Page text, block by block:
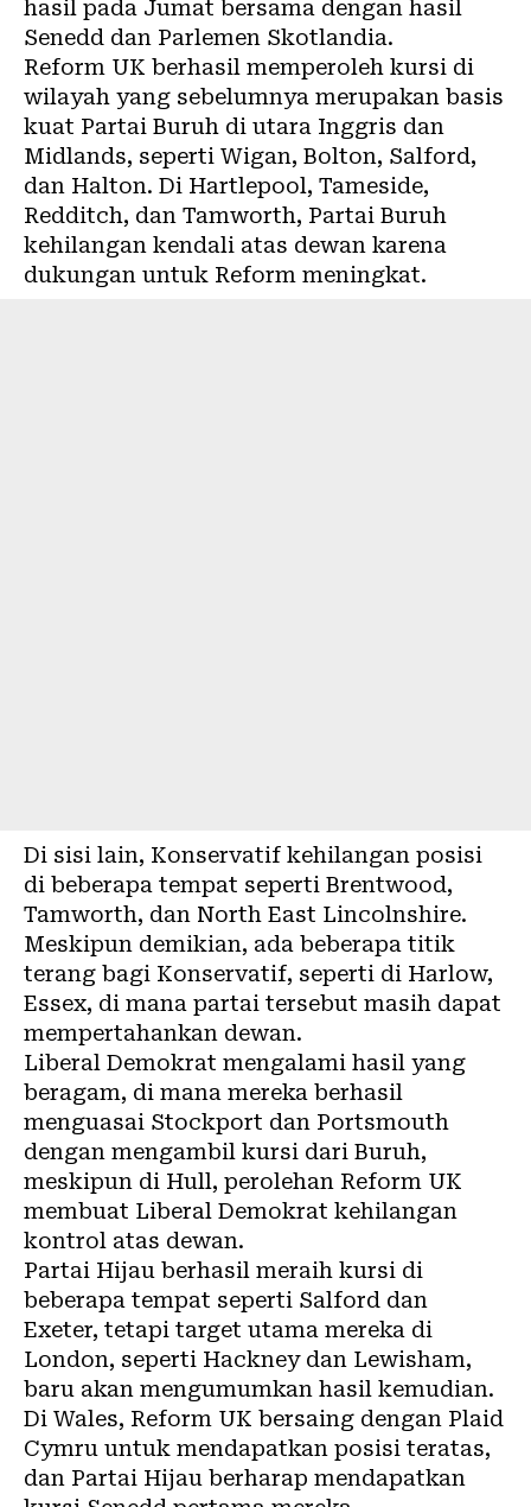
hasil pada Jumat bersama dengan hasil
Senedd dan Parlemen Skotlandia.
Reform UK berhasil memperoleh kursi di
wilayah yang sebelumnya merupakan basis
kuat Partai Buruh di utara Inggris dan
Midlands, seperti Wigan, Bolton, Salford,
dan Halton. Di Hartlepool, Tameside,
Redditch, dan Tamworth, Partai Buruh
kehilangan kendali atas dewan karena
dukungan untuk Reform meningkat.
Di sisi lain, Konservatif kehilangan posisi
di beberapa tempat seperti Brentwood,
Tamworth, dan North East Lincolnshire.
Meskipun demikian, ada beberapa titik
terang bagi Konservatif, seperti di Harlow,
Essex, di mana partai tersebut masih dapat
mempertahankan dewan.
Liberal Demokrat mengalami hasil yang
beragam, di mana mereka berhasil
menguasai Stockport dan Portsmouth
dengan mengambil kursi dari Buruh,
meskipun di Hull, perolehan Reform UK
membuat Liberal Demokrat kehilangan
kontrol atas dewan.
Partai Hijau berhasil meraih kursi di
beberapa tempat seperti Salford dan
Exeter, tetapi target utama mereka di
London, seperti Hackney dan Lewisham,
baru akan mengumumkan hasil kemudian.
Di Wales, Reform UK bersaing dengan Plaid
Cymru untuk mendapatkan posisi teratas,
dan Partai Hijau berharap mendapatkan